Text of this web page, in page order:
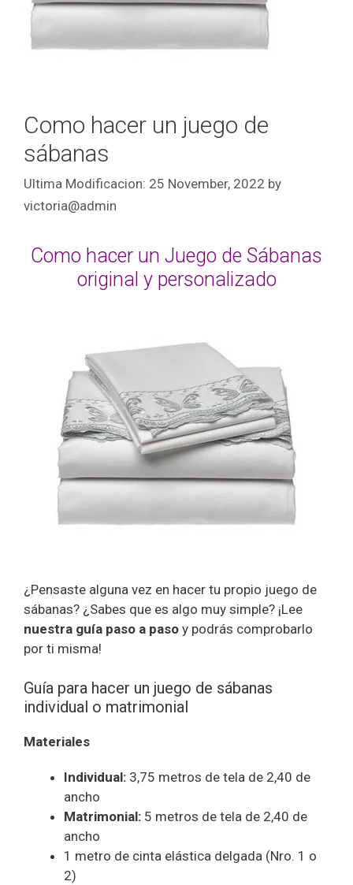
Como hacer un juego de
sábanas
25 November, 2022 by
victoria@admin
Como hacer un Juego de Sábanas
original y personalizado
¿Pensaste alguna vez en hacer tu propio juego de
sábanas? ¿Sabes que es algo muy simple? ¡Lee
nuestra guía paso a paso y podrás comprobarlo
por ti misma!
Guía para hacer un juego de sábanas
individual o matrimonial
Materiales
Individual: 3,75 metros de tela de 2,40 de
ancho
Matrimonial: 5 metros de tela de 2,40 de
ancho
1 metro de cinta elástica delgada (Nro. 1 o
2)